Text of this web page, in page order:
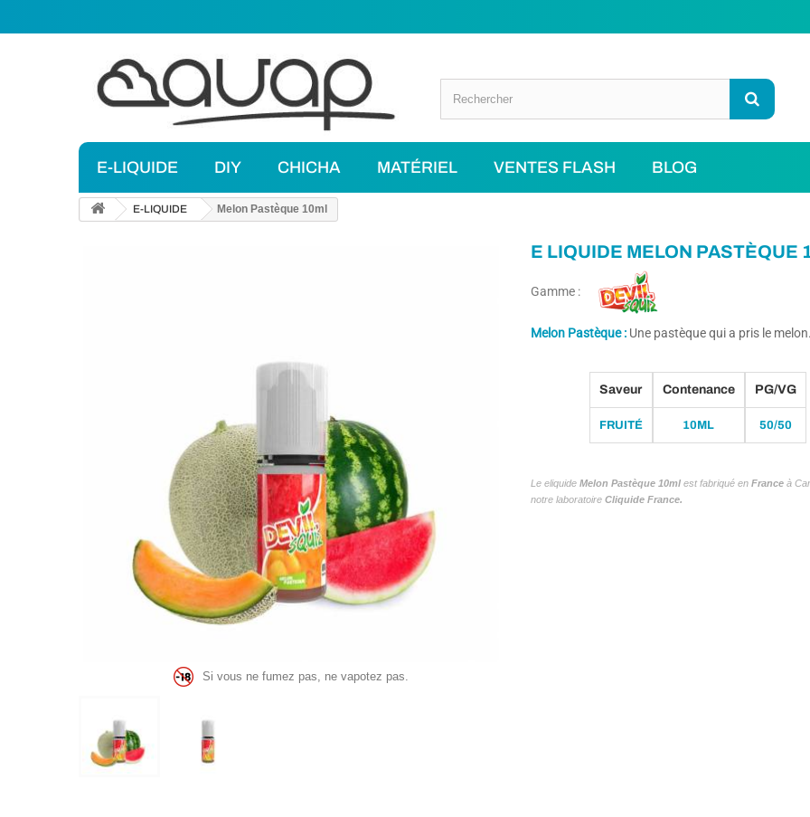
E-LIQUIDE DIY CHICHA MATÉRIEL VENTES FLASH BLOG
E-LIQUIDE Melon Pastèque 10ml
Si vous ne fumez pas, ne vapotez pas.
E LIQUIDE MELON PASTÈQUE
Gamme :
Melon Pastèque : Une pastèque qui a pris le
Saveur
FRUITÉ
Contenance
10ML
PG/VG
50/50
Le eliquide Melon Pastèque 10ml est fabriqué en France à
notre laboratoire Cliquide France.